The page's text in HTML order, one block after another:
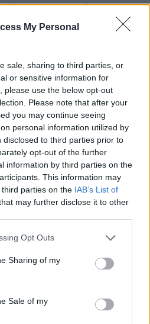
My Personal
sale, sharing to third parties, or
or sensitive information for
please use the below opt-out
Please note that after your
you may continue seeing
personal information utilized by
to third parties prior to
opt-out of the further
information by third parties on the
This information may
parties on the IAB’s List of
may further disclose it to other
Opt Outs
Sharing of my
Sale of my
για μια σειρά
η Θεατρική Ομάδα του
το 2026 – Τι οδηγεί χιλιάδες
έξοδο
NOTES: Εξελίξεις και
και φυσικού αερίου
μέτρα για την καταστολή
στην Καστοριά
75χρονη που βρέθηκε νεκρή -
την εξαφάνιση της